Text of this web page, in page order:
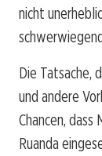
nicht
Die Tatsache,
und andere
Chancen,
Ruanda